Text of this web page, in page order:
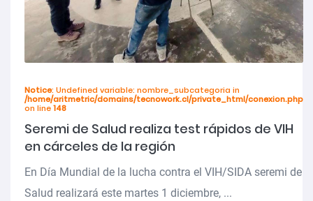
Notice: Undefined variable: nombre_subcategoria in
/home/aritmetric/domains/tecnowork.cl/private_html/conexion.php
on line148
Seremi de Salud realiza test rápidos de VIH
en cárceles de la región
En Día Mundial de la lucha contra el VIH/SIDA seremi de
Salud realizará este martes 1 diciembre, ...